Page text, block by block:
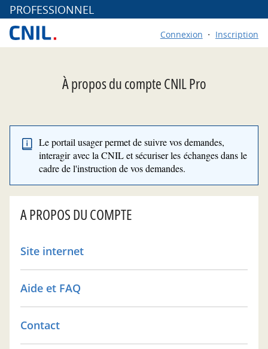
PROFESSIONNEL
Connexion Inscription
À propos du compte CNIL Pro
Le portail usager permet de suivre vos demandes,
interagir avec la CNIL et sécuriser les échanges dans le
cadre de l'instruction de vos demandes.
A PROPOS DU COMPTE
Site internet
Aide et FAQ
Contact
*